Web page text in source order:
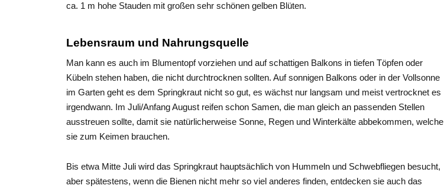
ca. 1 m hohe Stauden mit großen sehr schönen gelben Blüten.
Lebensraum und Nahrungsquelle
Man kann es auch im Blumentopf vorziehen und auf schattigen Balkons in tiefen Töpfen oder
Kübeln stehen haben, die nicht durchtrocknen sollten. Auf sonnigen Balkons oder in der Vollsonne
im Garten geht es dem Springkraut nicht so gut, es wächst nur langsam und meist vertrocknet es
irgendwann. Im Juli/Anfang August reifen schon Samen, die man gleich an passenden Stellen
ausstreuen sollte, damit sie natürlicherweise Sonne, Regen und Winterkälte abbekommen, welche
sie zum Keimen brauchen.
Bis etwa Mitte Juli wird das Springkraut hauptsächlich von Hummeln und Schwebfliegen besucht,
aber spätestens, wenn die Bienen nicht mehr so viel anderes finden, entdecken sie auch das